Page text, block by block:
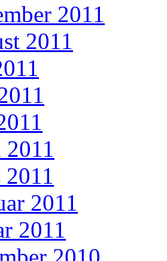
2011
2011
2011
2011